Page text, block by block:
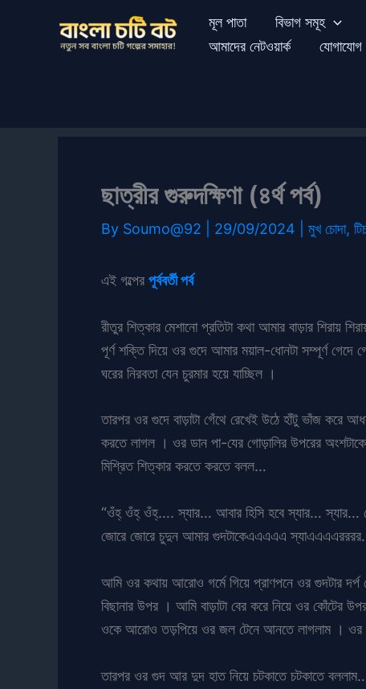
মূল পাতা বিভাগ সমূহ
আমাদের নেটওয়ার্ক
ছাত্রীর গুরুদক্ষিণা (৪র্থ পর্ব)
By Soumo@92 29/09/2024 মুখ চোদা,
এই গল্পের পূর্ববর্তী পর্ব
রীতুর শিত্কার মেশানো প্রতিটা কথা আমার বাড়ার
পূর্ণ শক্তি দিয়ে ওর গুদে আমার ময়াল-ধোনটা সম্পূর্ণ
ঘরের নিরবতা যেন চুরমার হয়ে যাচ্ছিল ।
তারপর ওর গুদে বাড়াটা গেঁথে রেখেই উঠে হাঁটু ভাঁজ করে
করতে লাগল । ওর ডান পা-যের গোড়ালির উপরের
মিশ্রিত শিত্কার করতে করতে বলল…
“ওঁহ্ ওঁহ্ ওঁহ্…. স্যার… আবার হিসি হবে স্যার…
জোরে জোরে চুদুন আমার গুদটাকেএএএএএ
আমি ওর কথায় আরোও গর্মে গিয়ে প্রাণপনে ওর গুদটার দর্প
বিছানার উপর । আমি বাড়াটা বের করে নিয়ে ওর কোঁটের
ওকে আরোও তড়পিয়ে ওর জল টেনে আনতে লাগলাম ।
তারপর ওর গুদ আর দুদ হাত নিয়ে চটকাতে চটকাতে